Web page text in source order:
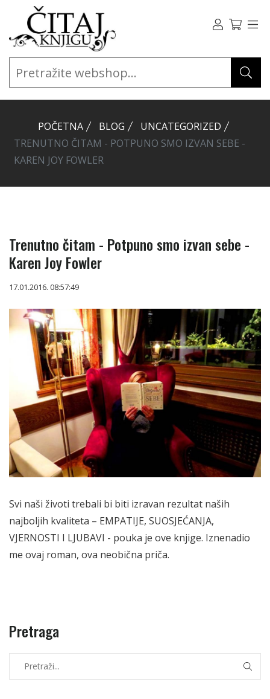
POČETNA BLOG
UNCATEGORIZED
TRENUTNO ČITAM - POTPUNO SMO IZVAN SEBE -
KAREN JOY FOWLER
Trenutno čitam - Potpuno smo izvan sebe -
Karen Joy Fowler
17.01.2016. 08:57:49
Svi naši životi trebali bi biti izravan rezultat naših
najboljih kvaliteta – EMPATIJE, SUOSJEĆANJA,
VJERNOSTI I LJUBAVI - pouka je ove knjige. Iznenadio
me ovaj roman, ova neobična priča.
Pretraga